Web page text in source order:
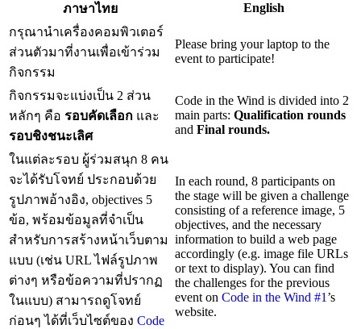
ภาษาไทย
English
กรุณานำเครื่องคอมพิวเตอร์
ส่วนตัวมาที่งานเพื่อเข้าร่วม
กิจกรรม
Please bring your laptop to the
event to participate!
กิจกรรมจะแบ่งเป็น 2 ส่วน
หลักๆ คือ รอบคัดเลือก และ
รอบชิงชนะเลิศ
Code in the Wind is divided into 2
main parts: Qualification rounds
and Final rounds.
ในแต่ละรอบ ผู้ร่วมสนุก 8 คน
จะได้รับโจทย์ ประกอบด้วย
รูปภาพอ้างอิง, objectives 5
ข้อ, พร้อมข้อมูลที่จำเป็น
สำหรับการสร้างหน้าเว็บตาม
แบบ (เช่น URL ไฟล์รูปภาพ
ต่างๆ หรือข้อความที่ปรากฏ
ในแบบ) สามารถดูโจทย์
ก่อนๆ ได้ที่เว็บไซต์ของ Code
In each round, 8 participants on
the stage will be given a challenge
consisting of a reference image, 5
objectives, and the necessary
information to build a web page
accordingly (e.g. image file URLs
or text to display). You can find
the challenges for the previous
event on Code in the Wind #1 ’s
website.